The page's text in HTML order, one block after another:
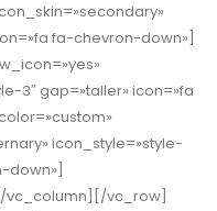
fa-chevron-down»]
3″ gap=»taller» icon=»fa
icon_style=»style-
down»]
vc_column][/vc_row]